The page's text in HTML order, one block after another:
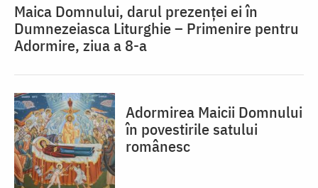
Maica Domnului, darul prezenței ei în
Dumnezeiasca Liturghie – Primenire pentru
Adormire, ziua a 8-a
Adormirea Maicii Domnului
în povestirile satului
românesc